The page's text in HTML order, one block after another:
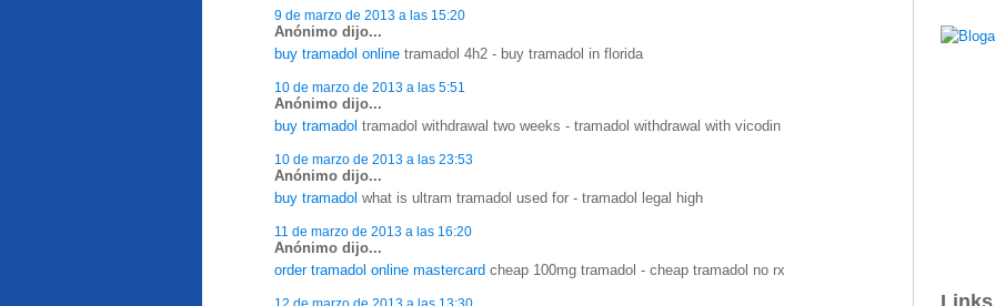
9 de marzo de 2013 a las 15:20
Anónimo dijo...
buy tramadol online tramadol 4h2 - buy tramadol in florida
10 de marzo de 2013 a las 5:51
Anónimo dijo...
buy tramadol tramadol withdrawal two weeks - tramadol withdrawal with vicodin
10 de marzo de 2013 a las 23:53
Anónimo dijo...
buy tramadol what is ultram tramadol used for - tramadol legal high
11 de marzo de 2013 a las 16:20
Anónimo dijo...
order tramadol online mastercard cheap 100mg tramadol - cheap tramadol no rx
Links